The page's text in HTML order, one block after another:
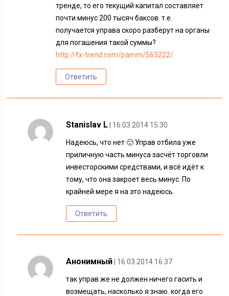
тренде, то его текущий капитал составляет
почти минус 200 тысяч баксов. т.е.
получается управа скоро разберут на органы
для погашения такой суммы?
http://fx-trend.com/pamm/563222/
Ответить
Stanislav L | 16.03.2014 15:30
Надеюсь, что нет 🙂 Управ отбила уже
приличную часть минуса засчёт торговли
инвесторскими средствами, и всё идёт к
тому, что она закроет весь минус. По
крайней мере я на это надеюсь.
Ответить
Анонимный | 16.03.2014 16:37
так управ же не должен ничего гасить и
возмещать, насколько я знаю. когда его